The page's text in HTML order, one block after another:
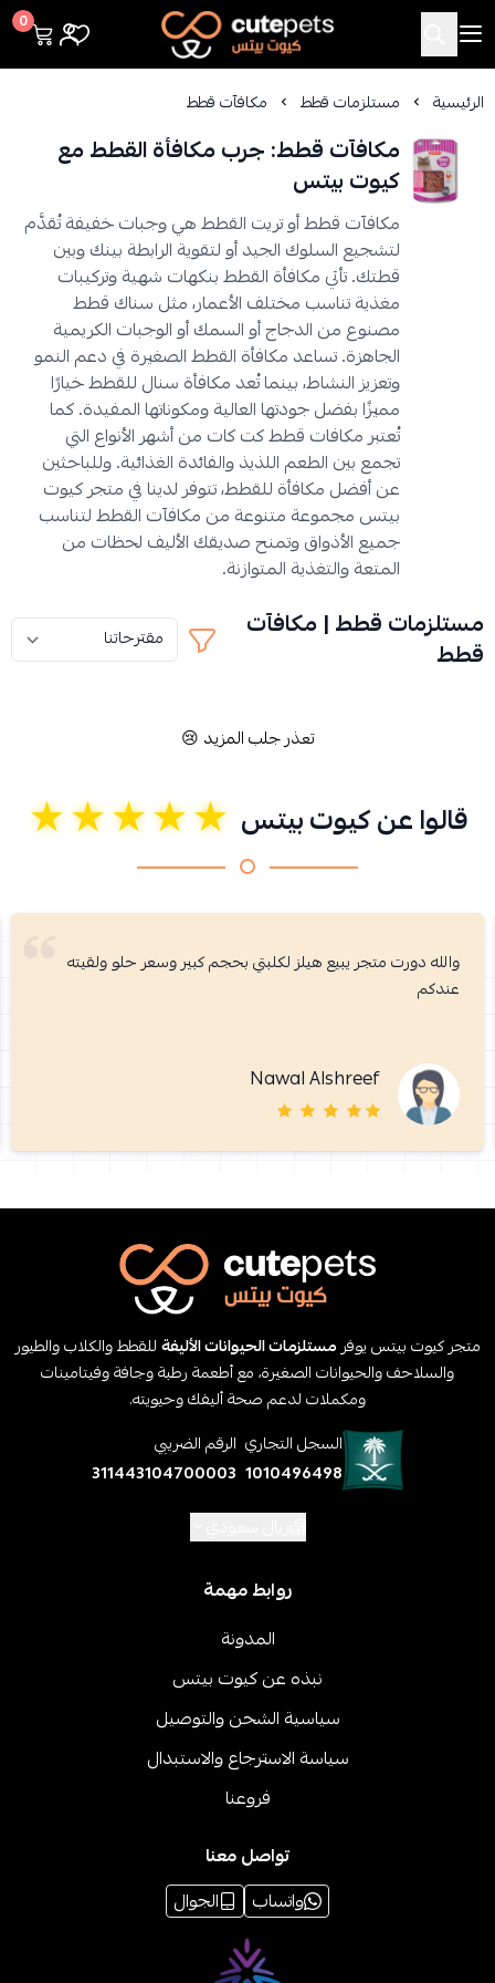
Cutepets
0
الرئيسية مستلزمات قطط مكافآت قطط
مكافآت قطط: جرب مكافأة القطط مع
كيوت بيتس
مكافآت قطط أو تريت القطط هي وجبات خفيفة تُقدَّم
لتشجيع السلوك الجيد أو لتقوية الرابطة بينك وبين
قطتك. تأتي مكافأة القطط بنكهات شهية وتركيبات
مغذية تناسب مختلف الأعمار، مثل سناك قطط
مصنوع من الدجاج أو السمك أو الوجبات الكريمية
الجاهزة. تساعد مكافأة القطط الصغيرة في دعم النمو
وتعزيز النشاط، بينما تُعد مكافأة سنال للقطط خيارًا
مميزًا بفضل جودتها العالية ومكوناتها المفيدة. كما
تُعتبر مكافات قطط كت كات من أشهر الأنواع التي
تجمع بين الطعم اللذيذ والفائدة الغذائية. وللباحثين
عن أفضل مكافأة للقطط، تتوفر لدينا في متجر كيوت
بيتس مجموعة متنوعة من مكافآت القطط لتناسب
جميع الأذواق وتمنح صديقك الأليف لحظات من
المتعة والتغذية المتوازنة.
مستلزمات قطط | مكافآت
قطط
تعذر جلب المزيد 😢
قالوا عن كيوت بيتس ★★★★★
والله دورت متجر يبيع هيلز لكلبتي بحجم كبير وسعر حلو ولقيته
عندكم
Nawal Alshreef
متجر كيوت بيتس يوفر مستلزمات الحيوانات الأليفةللقطط والكلاب والطيور
والسلاحف والحيوانات الصغيرة، مع أطعمة رطبة وجافة وفيتامينات
ومكملات لدعم صحة أليفك وحيويته.
السجل التجاري
1010496498
الرقم الضريبي
311443104700003
روابط مهمة
المدونة
نبذه عن كيوت بيتس
سياسية الشحن والتوصيل
سياسة الاسترجاع والاستبدال
فروعنا
تواصل معنا
واتساب
الجوال